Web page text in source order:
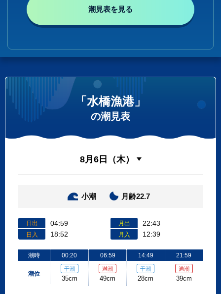
潮見表を見る
「水橋漁港」
の潮見表
小潮 月齢22.7
日出 04:59
日入 18:52
月出 22:43
月入 12:39
潮時
潮位
00:20
干潮
35cm
06:59
満潮
49cm
14:49
干潮
28cm
21:59
満潮
39cm